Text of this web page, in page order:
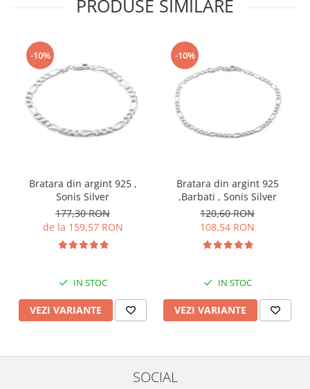
PRODUSE SIMILARE
-10%
Bratara din argint 925 ,
Sonis Silver
177,30 RON
de la 159,57 RON
IN STOC
VEZI VARIANTE
-10%
Bratara din argint 925
,Barbati , Sonis Silver
120,60 RON
108,54 RON
IN STOC
VEZI VARIANTE
SOCIAL